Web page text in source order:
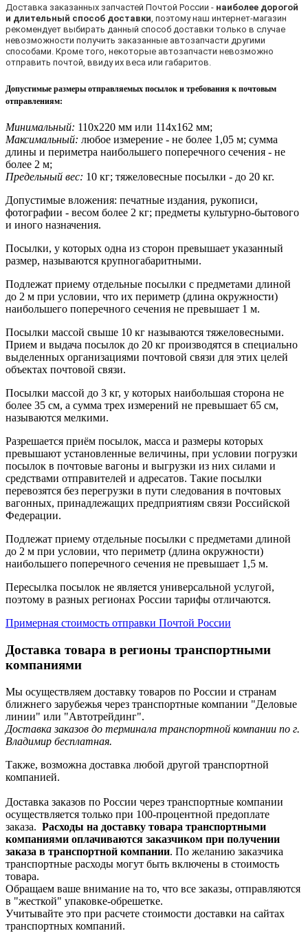
Доставка заказанных запчастей Почтой России - наиболее дорогой
и длительный способ доставки , поэтому наш интернет-магазин
рекомендует выбирать данный способ доставки только в случае
невозможности получить заказанные автозапчасти другими
способами. Кроме того, некоторые автозапчасти невозможно
отправить почтой, ввиду их веса или габаритов.
Допустимые размеры отправляемых посылок и требования к почтовым
отправлениям:
Минимальный: 110х220 мм или 114х162 мм;
Максимальный: любое измерение - не более 1,05 м; сумма
длины и периметра наибольшего поперечного сечения - не
более 2 м;
Предельный вес: 10 кг; тяжеловесные посылки - до 20 кг.
Допустимые вложения: печатные издания, рукописи,
фотографии - весом более 2 кг; предметы культурно-бытового
и иного назначения.
Посылки, у которых одна из сторон превышает указанный
размер, называются крупногабаритными.
Подлежат приему отдельные посылки с предметами длиной
до 2 м при условии, что их периметр (длина окружности)
наибольшего поперечного сечения не превышает 1 м.
Посылки массой свыше 10 кг называются тяжеловесными.
Прием и выдача посылок до 20 кг производятся в специально
выделенных организациями почтовой связи для этих целей
объектах почтовой связи.
Посылки массой до 3 кг, у которых наибольшая сторона не
более 35 см, а сумма трех измерений не превышает 65 см,
называются мелкими.
Разрешается приём посылок, масса и размеры которых
превышают установленные величины, при условии погрузки
посылок в почтовые вагоны и выгрузки из них силами и
средствами отправителей и адресатов. Такие посылки
перевозятся без перегрузки в пути следования в почтовых
вагонных, принадлежащих предприятиям связи Российской
Федерации.
Подлежат приему отдельные посылки с предметами длиной
до 2 м при условии, что периметр (длина окружности)
наибольшего поперечного сечения не превышает 1,5 м.
Пересылка посылок не является универсальной услугой,
поэтому в разных регионах России тарифы отличаются.
Примерная стоимость отправки Почтой России
Доставка товара в регионы транспортными
компаниями
Мы осуществляем доставку товаров по России и странам
ближнего зарубежья через транспортные компании "Деловые
линии" или "Автотрейдинг".
Доставка заказов до терминала транспортной компании по г.
Владимир бесплатная.
Также, возможна доставка любой другой транспортной
компанией.
Доставка заказов по России через транспортные компании
осуществляется только при 100-процентной предоплате
заказа. Расходы на доставку товара транспортными
компаниями оплачиваются заказчиком при получении
заказа в транспортной компании. По желанию заказчика
транспортные расходы могут быть включены в стоимость
товара.
Обращаем ваше внимание на то, что все заказы, отправляются
в "жесткой" упаковке-обрешетке.
Учитывайте это при расчете стоимости доставки на сайтах
транспортных компаний.